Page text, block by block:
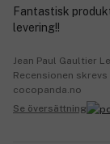
Fantastisk
levering!!
Jean Paul Gaultier
Recensionen
cocopanda.no
Se översättning